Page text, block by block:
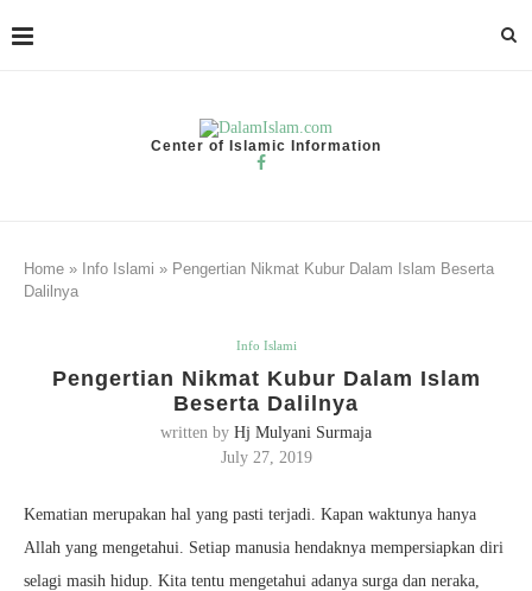
Center of Islamic Information
Home » Info Islami » Pengertian Nikmat Kubur Dalam Islam Beserta
Dalilnya
Info Islami
Pengertian Nikmat Kubur Dalam Islam
Beserta Dalilnya
written by Hj Mulyani Surmaja
July 27, 2019
Kematian merupakan hal yang pasti terjadi. Kapan waktunya hanya
Allah yang mengetahui. Setiap manusia hendaknya mempersiapkan diri
selagi masih hidup. Kita tentu mengetahui adanya surga dan neraka,